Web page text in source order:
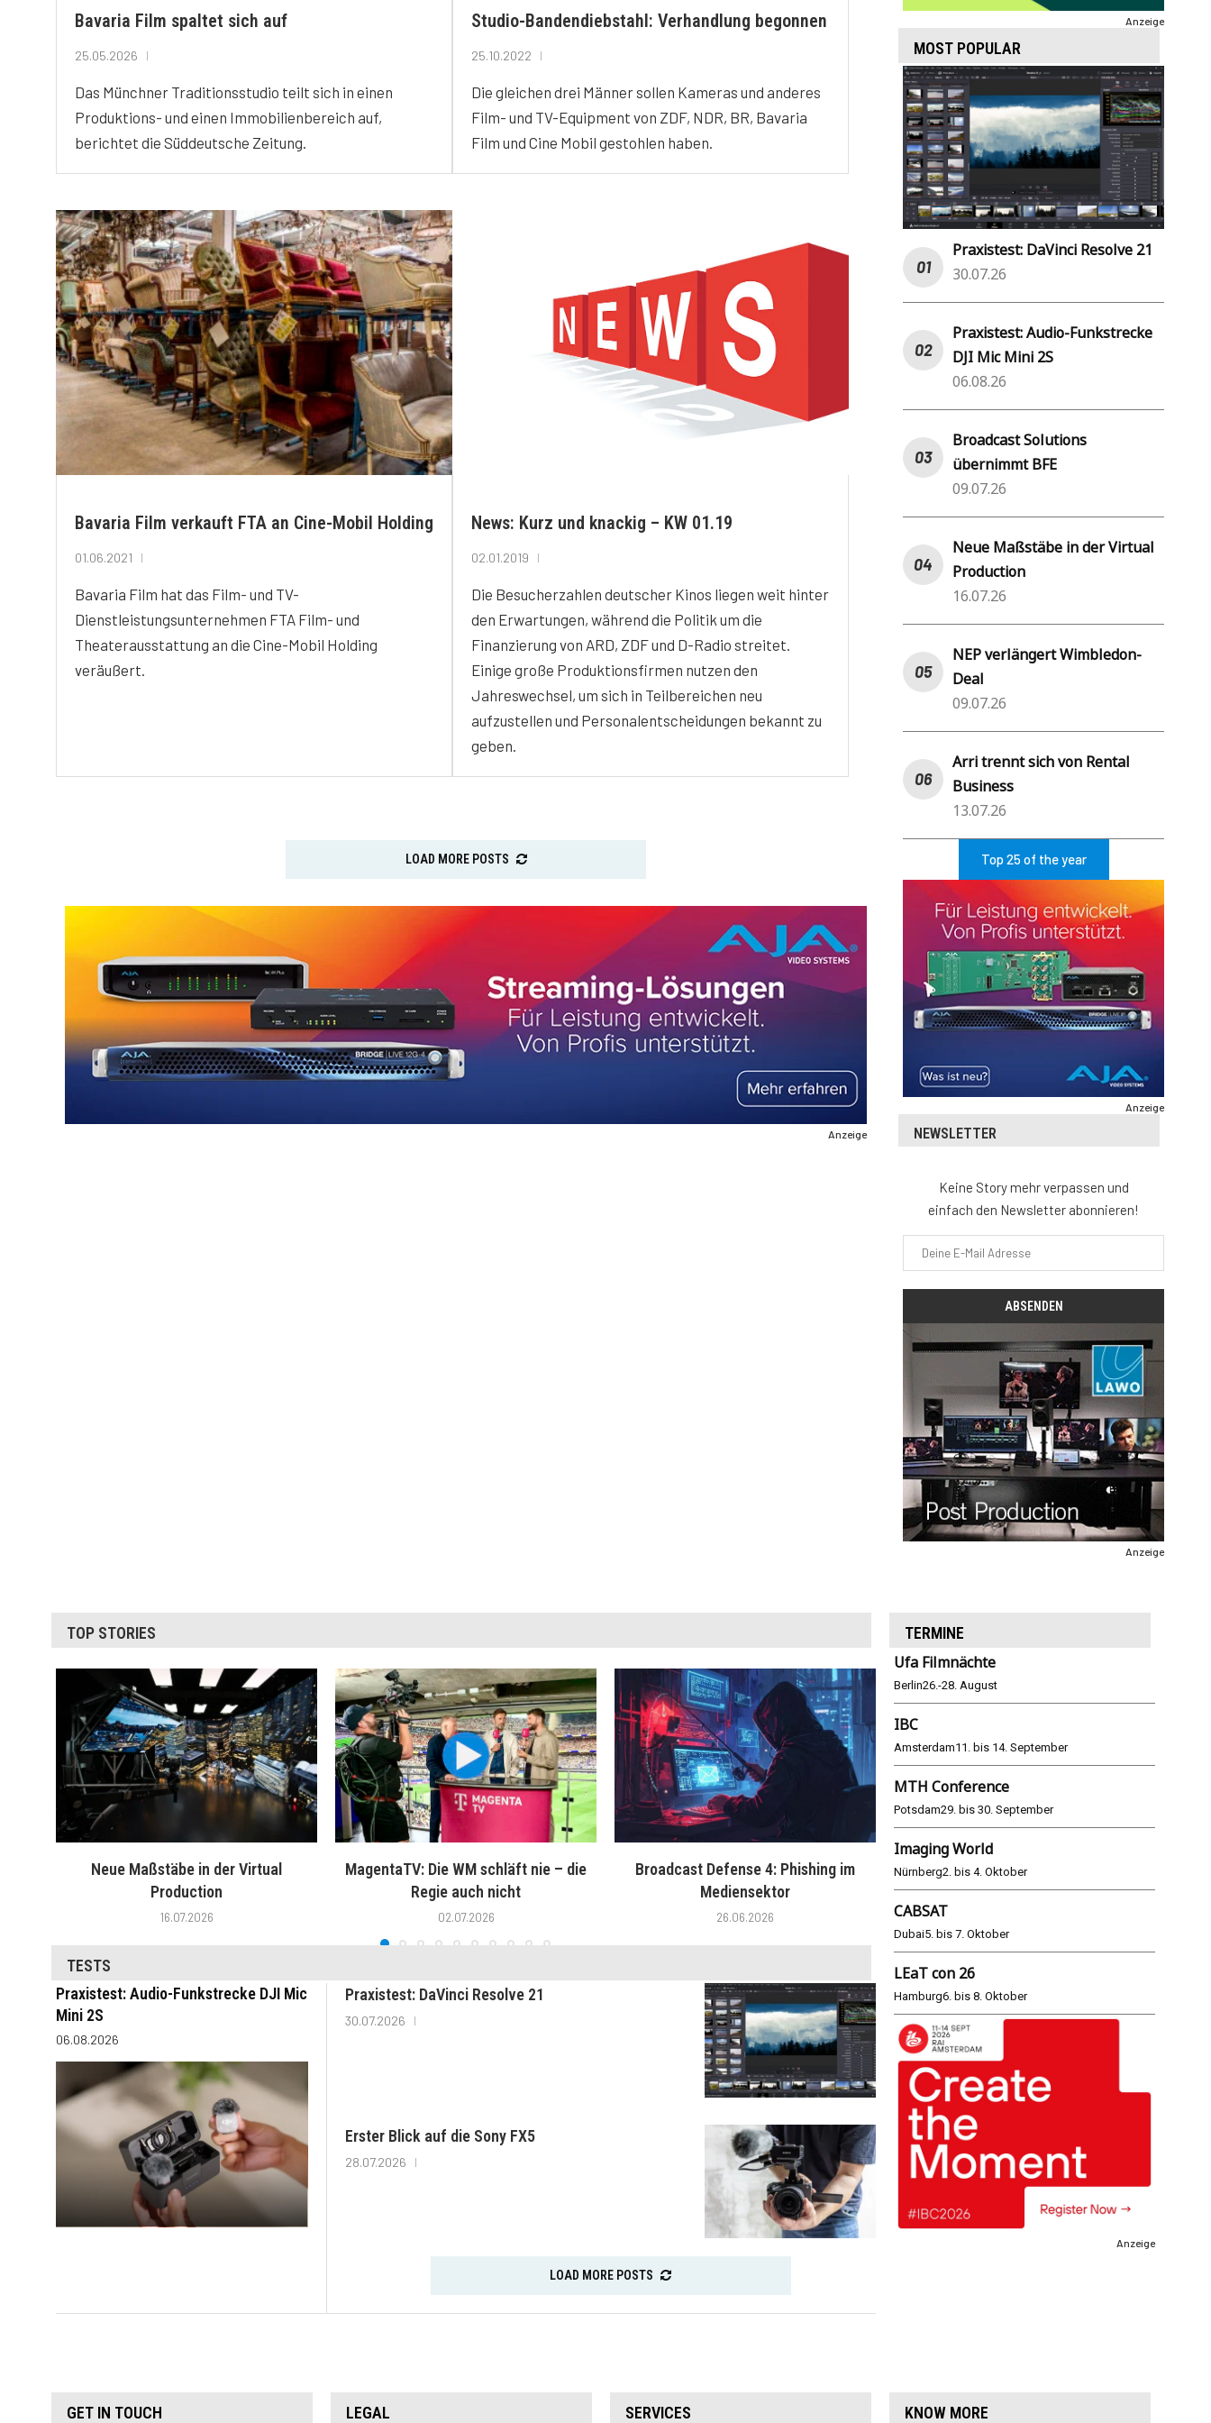
Bavaria Film spaltet sich auf
25.05.2026
Das Münchner Traditionsstudio teilt sich in einen
Produktions- und einen Immobilienbereich auf,
berichtet die Süddeutsche Zeitung.
Studio-Bandendiebstahl: Verhandlung begonnen
25.10.2022
Die gleichen drei Männer sollen Kameras und anderes
Film- und TV-Equipment von ZDF, NDR, BR, Bavaria
Film und Cine Mobil gestohlen haben.
Bavaria Film verkauft FTA an Cine-Mobil Holding
01.06.2021
Bavaria Film hat das Film- und TV-
Dienstleistungsunternehmen FTA Film- und
Theaterausstattung an die Cine-Mobil Holding
veräußert.
News: Kurz und knackig – KW 01.19
02.01.2019
Die Besucherzahlen deutscher Kinos liegen weit hinter
den Erwartungen, während die Politik um die
Finanzierung von ARD, ZDF und D-Radio streitet.
Einige große Produktionsfirmen nutzen den
Jahreswechsel, um sich in Teilbereichen neu
aufzustellen und Personalentscheidungen bekannt zu
geben.
LOAD MORE POSTS
Anzeige
Anzeige
MOST POPULAR
Praxistest: DaVinci Resolve 21
30.07.26
Praxistest: Audio-Funkstrecke
DJI Mic Mini 2S
06.08.26
Broadcast Solutions
übernimmt BFE
09.07.26
Neue Maßstäbe in der Virtual
Production
16.07.26
NEP verlängert Wimbledon-
Deal
09.07.26
Arri trennt sich von Rental
Business
13.07.26
Top 25 of the year
Anzeige
NEWSLETTER
Keine Story mehr verpassen und
einfach den Newsletter abonnieren!
Anzeige
TOP STORIES
Neue Maßstäbe in der Virtual
Production
16.07.2026
MagentaTV: Die WM schläft nie – die
Regie auch nicht
02.07.2026
Broadcast Defense 4: Phishing im
Mediensektor
26.06.2026
WM 2026: ARD und ZDF im Remote-
Modus
TESTS
Praxistest: Audio-Funkstrecke DJI Mic
Mini 2S
06.08.2026
Praxistest: DaVinci Resolve 21
30.07.2026
Erster Blick auf die Sony FX5
28.07.2026
LOAD MORE POSTS
TERMINE
Ufa Filmnächte
Berlin26.-28. August
IBC
Amsterdam11. bis 14. September
MTH Conference
Potsdam29. bis 30. September
Imaging World
Nürnberg2. bis 4. Oktober
CABSAT
Dubai5. bis 7. Oktober
LEaT con 26
Hamburg6. bis 8. Oktober
Anzeige
GET IN TOUCH LEGAL SERVICES KNOW MORE